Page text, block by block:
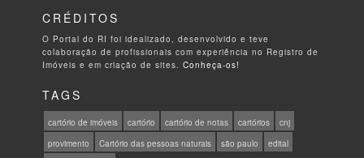
CRÉDITOS
O Portal do RI foi idealizado, desenvolvido e teve
colaboração de profissionais com experiência no Registro de
Imóveis e em criação de sites.Conheça-os!
TAGS
cartório de imóveis cartório cartório de notas cartórios
cnj
provimento
Cartório das pessoas naturais são paulo
edital